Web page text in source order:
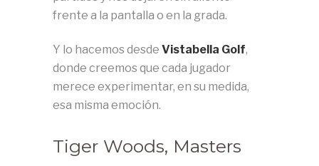
frente a la pantalla o en la grada.
Y lo hacemos desde Vistabella Golf,
donde creemos que cada jugador
merece experimentar, en su medida,
esa misma emoción.
Tiger Woods, Masters